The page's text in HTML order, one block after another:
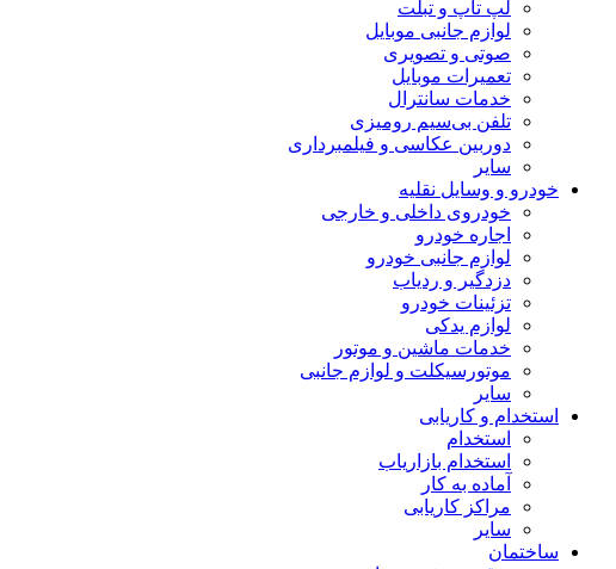
لپ تاپ و تبلت
لوازم جانبی موبایل
صوتی و تصویری
تعمیرات موبایل
خدمات سانترال
تلفن بی‌سیم رومیزی
دوربین عکاسی و فیلمبرداری
سایر
خودرو و وسایل نقلیه
خودروی داخلی و خارجی
اجاره خودرو
لوازم جانبی خودرو
دزدگیر و ردیاب
تزئینات خودرو
لوازم یدکی
خدمات ماشین و موتور
موتورسیکلت و لوازم جانبی
سایر
استخدام و کاریابی
استخدام
استخدام بازاریاب
آماده به کار
مراکز کاریابی
سایر
ساختمان